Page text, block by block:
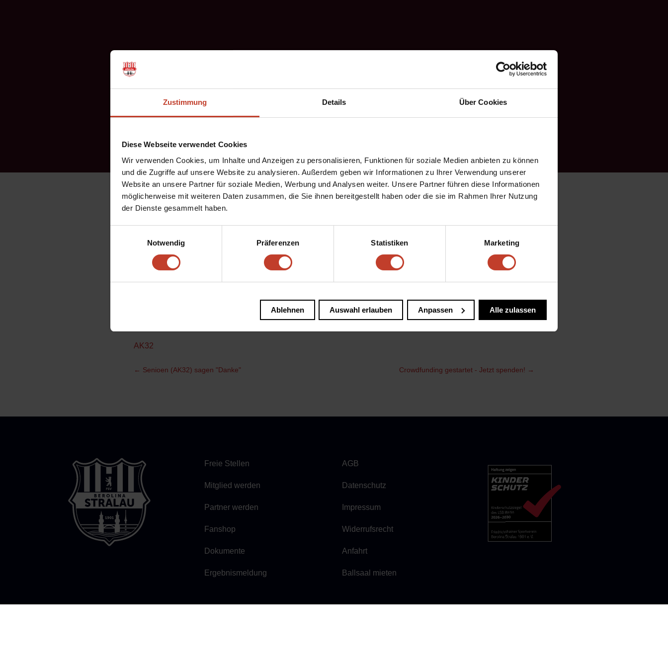
Zustimmung Details Über Cookies
Diese Webseite verwendet Cookies
Wir verwenden Cookies, um Inhalte und Anzeigen zu personalisieren, Funktionen für soziale Medien anbieten zu können
und die Zugriffe auf unsere Website zu analysieren. Außerdem geben wir Informationen zu Ihrer Verwendung unserer
Website an unsere Partner für soziale Medien, Werbung und Analysen weiter. Unsere Partner führen diese Informationen
möglicherweise mit weiteren Daten zusammen, die Sie ihnen bereitgestellt haben oder die sie im Rahmen Ihrer Nutzung
der Dienste gesammelt haben.
Notwendig
Präferenzen Statistiken Marketing
Ablehnen Auswahl erlauben Anpassen Alle zulassen
32er erobert Tabellenspitze
Nach einem gelungenem Rückrundenauftakt mit 5 Siegen!!! in Folge, darunter der verdiente 1:0 Derbysieg gegen
Medizin Friedrichshain, hat man sich endlich die langersehnte Tabellenführung erobert. Das Team um Kapitän
Lingott zeigte sich mit Hinrundenbeginn absolut fokussiert und spielerisch auf einem guten Niveau. Die Senioren
zeigten gerade im Derby eine taktisch sehr disziplinierte und geschlossene Mannschaftsleistung und gingen am
Ende als verdienter Sieger,durch einen Kopfballtreffer von Altmeister Hildebrandt vom Platz.Auch im letzten
Spiel,beim souveränen 3-0 Sieg auf der Metro,waren Passqualität,Laufwege sowohl Zweikampfquote,eines
Spitzenreiters würdig.Der Weg scheint geebnet und man hat es weiterhin in der eigenen Hand, das angestrebte
Ziel Aufstieg auch am Ende zu realisieren. Dank des qualitativ großen Kaders und der Leistungssteigerung
AK32
← Senioen (AK32) sagen "Danke" Crowdfunding gestartet - Jetzt spenden! →
Freie Stellen
Mitglied werden
Partner werden
Fanshop
Dokumente
Ergebnismeldung
AGB
Datenschutz
Impressum
Widerrufsrecht
Anfahrt
Ballsaal mieten